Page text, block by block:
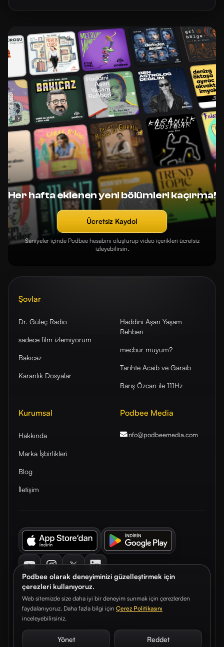
Podbee olarak deneyiminizi güzelleştirmek için
çerezleri kullanıyoruz.
Web sitemizde size daha iyi bir deneyim sunmak için çerezlerden
faydalanıyoruz. Daha fazla bilgi için Çerez Politikasını
inceleyebilirsiniz.
Yönet Reddet
Her hafta eklenen yeni bölümleri kaçırma!
Ücretsiz Kaydol
Saniyeler içinde Podbee hesabını oluşturup video içerikleri ücretsiz
izleyebilirsin.
Şovlar
Dr. Güleç Radio
sadece film izlemiyorum
Bakıcaz
Karanlık Dosyalar
Haddini Aşan Yaşam
Rehberi
mecbur muyum?
Tarihte Acaib ve Garaib
Barış Özcan ile 111Hz
Kurumsal
Hakkında
Marka İşbirlikleri
Blog
İletişim
Podbee Media
info@podbeemedia.com
© 2026. Podbee Media. Tüm hakları saklıdır.
Çerez TercihleriAydınlatma Metni Gizlilik Sözleşmesi